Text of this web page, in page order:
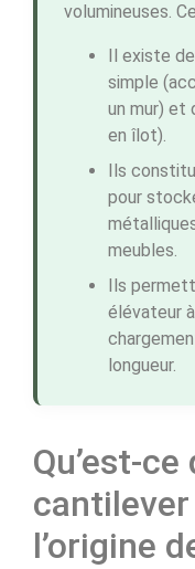
volumineuses.
Il existe
simple
un mur) et
en îlot).
Ils
pour
meubles.
Ils
élévateur
longueur.
Qu’est-
l’origine